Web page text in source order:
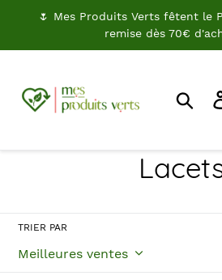
🌷 Mes Produits Verts fêtent le
remise dès 70€
C
TRIER PAR